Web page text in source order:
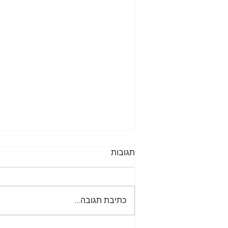
המשודך המתוסבך 4!!!!
תגובות
כתיבת תגובה...